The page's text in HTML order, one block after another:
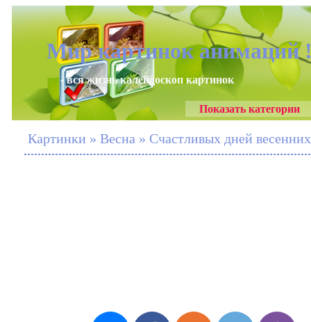
Мир картинок анимаций
- вся жизнь калейдоскоп картинок
Показать категории
Картинки » Весна » Счастливых дней